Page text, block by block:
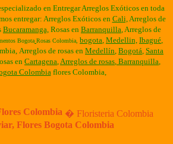
en Entregar Arreglos Exóticos en toda
entregar: Arreglos Exóticos en Cali, Arreglos de
Bucaramanga, Rosas en Barranquilla , Arreglos de
Bogota Rosas Colombia bogota Medellin, Ibagué
Arreglos de rosas en Medellín Bogotá Santa
en Cartagena Arreglos de rosas Barranquilla
Colombia flores Colombia,
Colombia � Floristeria Colombia
Flores Bogota Colombia